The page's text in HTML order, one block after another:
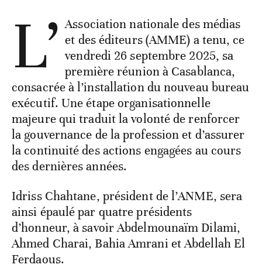
L’ Association nationale des médias
et des éditeurs (AMME) a tenu, ce
vendredi 26 septembre 2025, sa
première réunion à Casablanca,
consacrée à l’installation du nouveau bureau
exécutif. Une étape organisationnelle
majeure qui traduit la volonté de renforcer
la gouvernance de la profession et d’assurer
la continuité des actions engagées au cours
des dernières années.
Idriss Chahtane, président de l’ANME, sera
ainsi épaulé par quatre présidents
d’honneur, à savoir Abdelmounaïm Dilami,
Ahmed Charai, Bahia Amrani et Abdellah El
Ferdaous.